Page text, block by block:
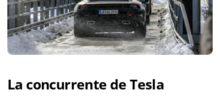
La concurrente de Tesla